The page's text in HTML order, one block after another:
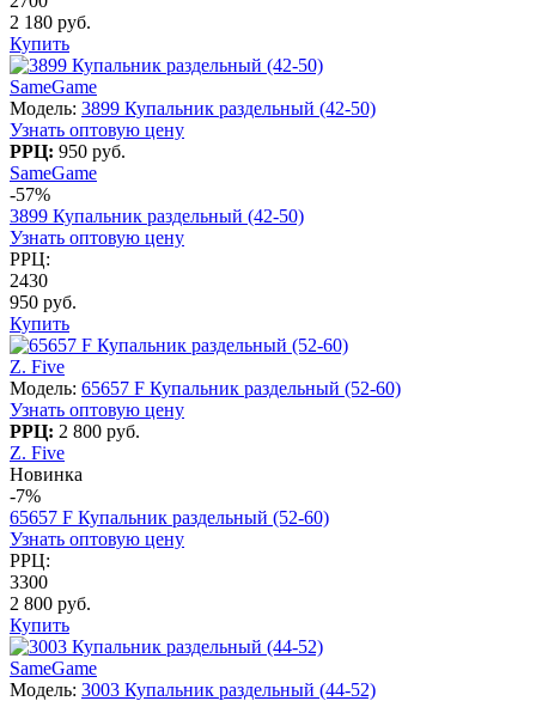
2 180 руб.
Купить
SameGame
Модель: 3899 Купальник раздельный (42-50)
Узнать оптовую цену
РРЦ: 950 руб.
SameGame
-57%
3899 Купальник раздельный (42-50)
Узнать оптовую цену
РРЦ:
2430
950 руб.
Купить
Z. Five
Модель: 65657 F Купальник раздельный (52-60)
Узнать оптовую цену
РРЦ: 2 800 руб.
Z. Five
Новинка
-7%
65657 F Купальник раздельный (52-60)
Узнать оптовую цену
РРЦ:
3300
2 800 руб.
Купить
SameGame
Модель: 3003 Купальник раздельный (44-52)